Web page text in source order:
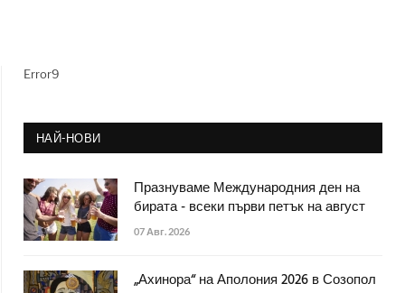
Error9
НАЙ-НОВИ
Празнуваме Международния ден на
бирата - всеки първи петък на август
07 Авг. 2026
„Ахинора“ на Аполония 2026 в Созопол